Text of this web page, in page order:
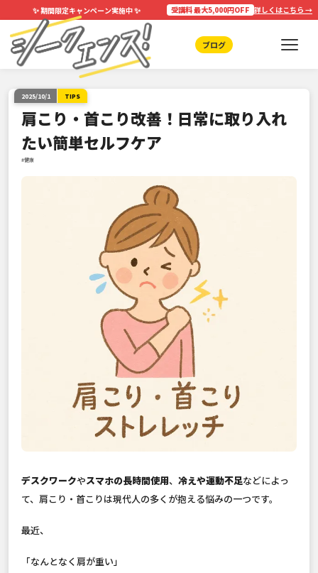
✨期間限定キャンペーン実施中✨ 受講料 最大5,000円OFF 詳しくはこちら →
ブログ
2025/10/1 TIPS
肩こり・首こり改善！日常に取り入れ
たい簡単セルフケア
#健康
デスクワークやスマホの長時間使用、 冷えや運動不足などによっ
て、肩こり・首こりは現代人の多くが抱える悩みの一つです。
最近、
「なんとなく肩が重い」